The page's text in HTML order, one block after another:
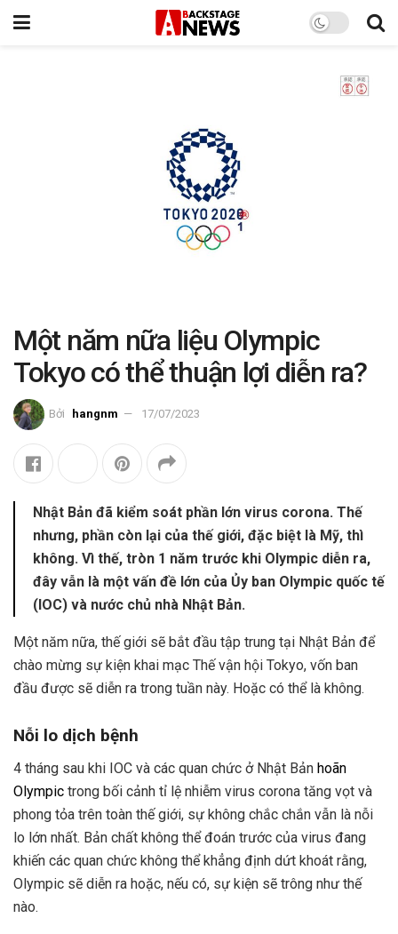
Một năm nữa liệu Olympic
Tokyo có thể thuận lợi diễn ra?
Bởi hangnm 17/07/2023
Nhật Bản đã kiểm soát phần lớn virus corona. Thế
nhưng, phần còn lại của thế giới, đặc biệt là Mỹ, thì
không. Vì thế, tròn 1 năm trước khi Olympic diễn ra,
đây vẫn là một vấn đề lớn của Ủy ban Olympic quốc tế
(IOC) và nước chủ nhà Nhật Bản.
Một năm nữa, thế giới sẽ bắt đầu tập trung tại Nhật Bản để
chào mừng sự kiện khai mạc Thế vận hội Tokyo, vốn ban
đầu được sẽ diễn ra trong tuần này. Hoặc có thể là không.
Nỗi lo dịch bệnh
4 tháng sau khi IOC và các quan chức ở Nhật Bản hoãn
Olympic trong bối cảnh tỉ lệ nhiễm virus corona tăng vọt và
phong tỏa trên toàn thế giới, sự không chắc chắn vẫn là nỗi
lo lớn nhất. Bản chất không thể đoán trước của virus đang
khiến các quan chức không thể khẳng định dứt khoát rằng,
Olympic sẽ diễn ra hoặc, nếu có, sự kiện sẽ trông như thế
nào.